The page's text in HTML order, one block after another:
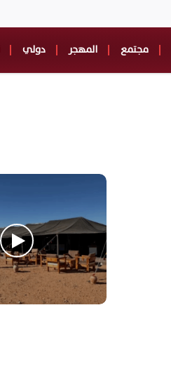
مجتمع المهجر دولي